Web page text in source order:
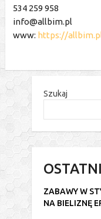
534 259 958
info@allbim.pl
www: https://
Szukaj
ZABAWY W
NA BIELIZNĘ